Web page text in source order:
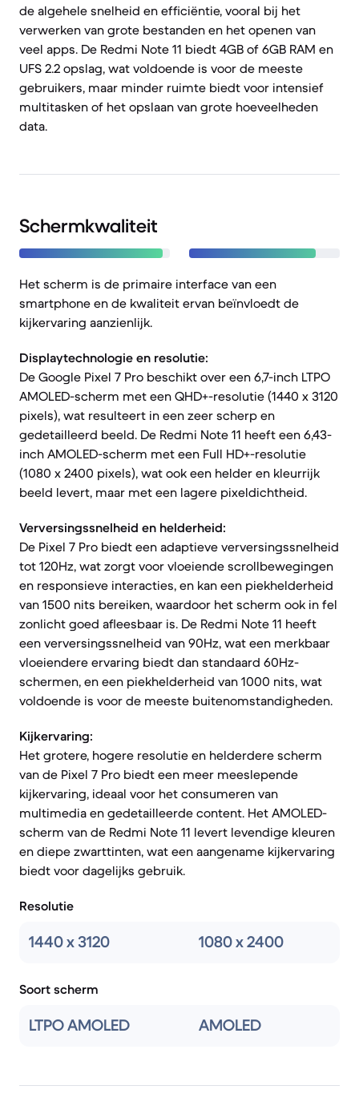
de algehele snelheid en efficiëntie, vooral bij het
verwerken van grote bestanden en het openen van
veel apps. De Redmi Note 11 biedt 4GB of 6GB RAM en
UFS 2.2 opslag, wat voldoende is voor de meeste
gebruikers, maar minder ruimte biedt voor intensief
multitasken of het opslaan van grote hoeveelheden
data.
Schermkwaliteit
Het scherm is de primaire interface van een
smartphone en de kwaliteit ervan beïnvloedt de
kijkervaring aanzienlijk.
Displaytechnologie en resolutie:
De Google Pixel 7 Pro beschikt over een 6,7-inch LTPO
AMOLED-scherm met een QHD+-resolutie (1440 x 3120
pixels), wat resulteert in een zeer scherp en
gedetailleerd beeld. De Redmi Note 11 heeft een 6,43-
inch AMOLED-scherm met een Full HD+-resolutie
(1080 x 2400 pixels), wat ook een helder en kleurrijk
beeld levert, maar met een lagere pixeldichtheid.
Verversingssnelheid en helderheid:
De Pixel 7 Pro biedt een adaptieve verversingssnelheid
tot 120Hz, wat zorgt voor vloeiende scrollbewegingen
en responsieve interacties, en kan een piekhelderheid
van 1500 nits bereiken, waardoor het scherm ook in fel
zonlicht goed afleesbaar is. De Redmi Note 11 heeft
een verversingssnelheid van 90Hz, wat een merkbaar
vloeiendere ervaring biedt dan standaard 60Hz-
schermen, en een piekhelderheid van 1000 nits, wat
voldoende is voor de meeste buitenomstandigheden.
Kijkervaring:
Het grotere, hogere resolutie en helderdere scherm
van de Pixel 7 Pro biedt een meer meeslepende
kijkervaring, ideaal voor het consumeren van
multimedia en gedetailleerde content. Het AMOLED-
scherm van de Redmi Note 11 levert levendige kleuren
en diepe zwarttinten, wat een aangename kijkervaring
biedt voor dagelijks gebruik.
Resolutie
1440 x 3120 1080 x 2400
Soort scherm
LTPO AMOLED AMOLED